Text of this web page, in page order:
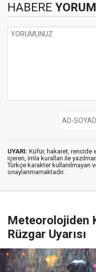
HABERE
UYARI: Küfür, hakaret, rencide
içeren, imla kuralları ile
Türkçe karakter kullanılmayan
onaylanmamaktadır.
Meteorolojiden
Rüzgar Uyarısı